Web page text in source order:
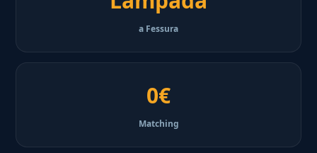
a Fessura
0€
Matching